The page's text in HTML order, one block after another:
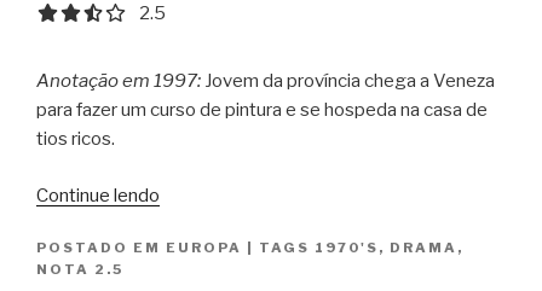
2.5 out of 5.0 stars
2.5
Anotação em 1997: Jovem da província chega a Veneza
para fazer um curso de pintura e se hospeda na casa de
tios ricos.
Continue lendo
POSTADO EM EUROPA TAGS 1970'S , DRAMA ,
NOTA 2.5